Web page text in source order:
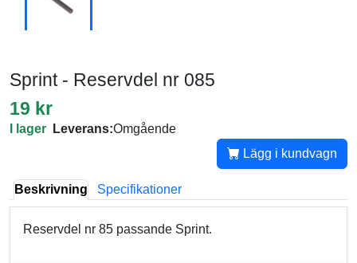
Sprint - Reservdel nr 085
19 kr
I lager Leverans:Omgående
Lägg i kundvagn
Beskrivning Specifikationer
Reservdel nr 85 passande Sprint.